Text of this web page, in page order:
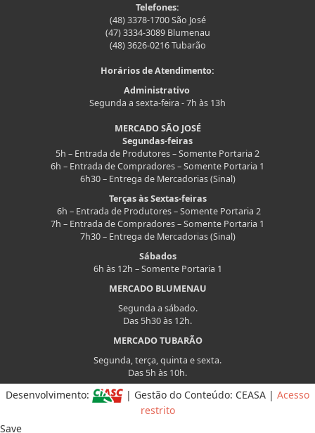
Telefones:
(48) 3378-1700 São José
(47) 3334-3089 Blumenau
(48) 3626-0216 Tubarão
Horários de Atendimento:
Administrativo
Segunda a sexta-feira - 7h às 13h
MERCADO SÃO JOSÉ
Segundas-feiras
5h – Entrada de Produtores – Somente Portaria 2
6h – Entrada de Compradores – Somente Portaria 1
6h30 – Entrega de Mercadorias (Sinal)
Terças às Sextas-feiras
6h – Entrada de Produtores – Somente Portaria 2
7h – Entrada de Compradores – Somente Portaria 1
7h30 – Entrega de Mercadorias (Sinal)
Sábados
6h às 12h – Somente Portaria 1
MERCADO BLUMENAU
Segunda a sábado.
Das 5h30 às 12h.
MERCADO TUBARÃO
Segunda, terça, quinta e sexta.
Das 5h às 10h.
Desenvolvimento: | Gestão do Conteúdo: CEASA | Acesso
restrito
Save